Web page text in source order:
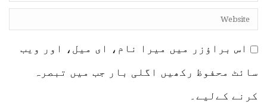
اس براؤزر میں میرا نام، ای میل، اور ویب
سائٹ محفوظ رکھیں اگلی بار جب میں تبصرہ
کرنے کےلیے۔